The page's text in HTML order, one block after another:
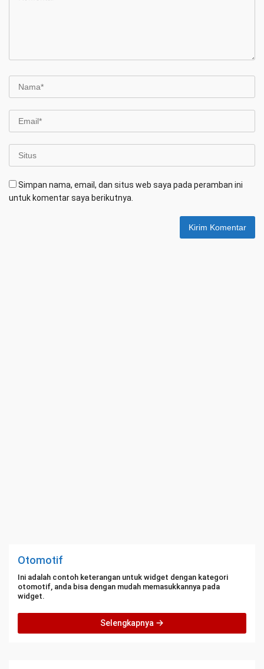
Simpan nama, email, dan situs web saya pada peramban ini
untuk komentar saya berikutnya.
Otomotif
Ini adalah contoh keterangan untuk widget dengan kategori
otomotif, anda bisa dengan mudah memasukkannya pada
widget.
Selengkapnya